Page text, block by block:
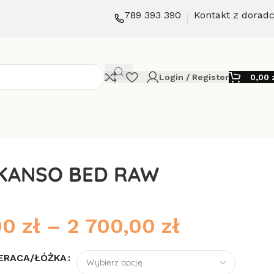
789 393 390 Kontakt z
Login / Register 0,00
BED RAW
zł – 2 700,00 zł
ŁÓŻKA